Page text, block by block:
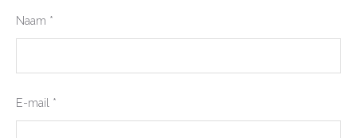
Naam *
E-mail *